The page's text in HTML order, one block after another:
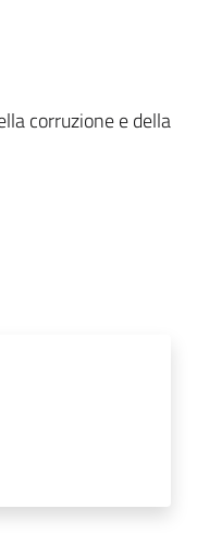
corruzione e della